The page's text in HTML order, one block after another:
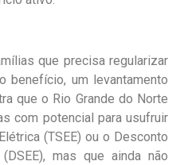
que precisa regularizar
benefício, um levantamento
que o Rio Grande do Norte
com potencial para usufruir
(TSEE) ou o Desconto
mas que ainda não